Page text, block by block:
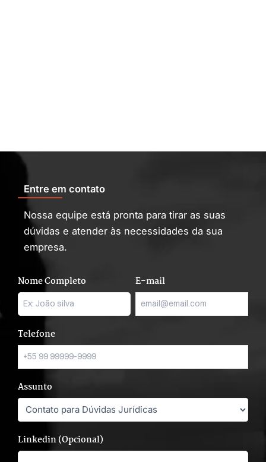
Entre em contato
Nossa equipe está pronta para tirar as suas
dúvidas e atender às necessidades da sua
empresa.
Nome Completo E-mail
Telefone
Assunto
Linkedin (Opcional)